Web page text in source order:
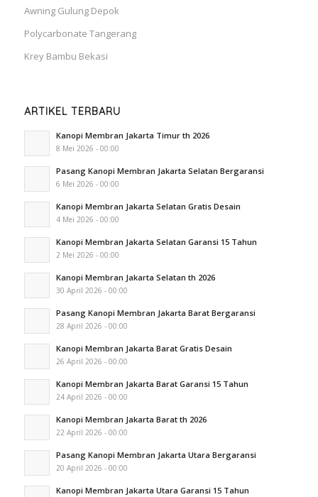
Awning Gulung Depok
Polycarbonate Tangerang
Krey Bambu Bekasi
ARTIKEL TERBARU
Kanopi Membran Jakarta Timur th 2026
8 Mei 2026 - 00:00
Pasang Kanopi Membran Jakarta Selatan Bergaransi
6 Mei 2026 - 00:00
Kanopi Membran Jakarta Selatan Gratis Desain
4 Mei 2026 - 00:00
Kanopi Membran Jakarta Selatan Garansi 15 Tahun
2 Mei 2026 - 00:00
Kanopi Membran Jakarta Selatan th 2026
30 April 2026 - 00:00
Pasang Kanopi Membran Jakarta Barat Bergaransi
28 April 2026 - 00:00
Kanopi Membran Jakarta Barat Gratis Desain
26 April 2026 - 00:00
Kanopi Membran Jakarta Barat Garansi 15 Tahun
24 April 2026 - 00:00
Kanopi Membran Jakarta Barat th 2026
22 April 2026 - 00:00
Pasang Kanopi Membran Jakarta Utara Bergaransi
20 April 2026 - 00:00
Kanopi Membran Jakarta Utara Garansi 15 Tahun